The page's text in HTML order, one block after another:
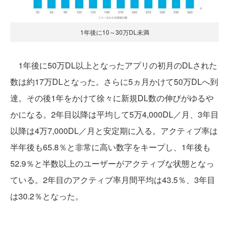
1年後に10～30万DL未満
1年後に50万DL以上となったアプリの初月のDLされた
数は約17万DLとなった。さらに5ヵ月かけて50万DLへ到
達。その後1年をかけて徐々に新規DL数の伸びがゆるや
かになる。2年目以降は平均して5万4,000DL／月、3年目
以降は4万7,000DL／月と安定期に入る。アクティブ率は
半年後も65.8％と非常に高い数字をキープし、1年後も
52.9％と半数以上のユーザーがアクティブな状態となっ
ている。2年目のアクティブ率月間平均は43.5％、3年目
は30.2％となった。